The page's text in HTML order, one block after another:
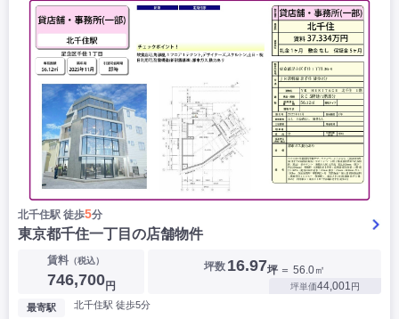
北千住駅 徒歩5分
東京都千住一丁目の店舗物件
賃料（税込）
746,700円
坪数 16.97坪 ＝ 56.0㎡
坪単価44,001円
最寄駅 北千住駅 徒歩5分